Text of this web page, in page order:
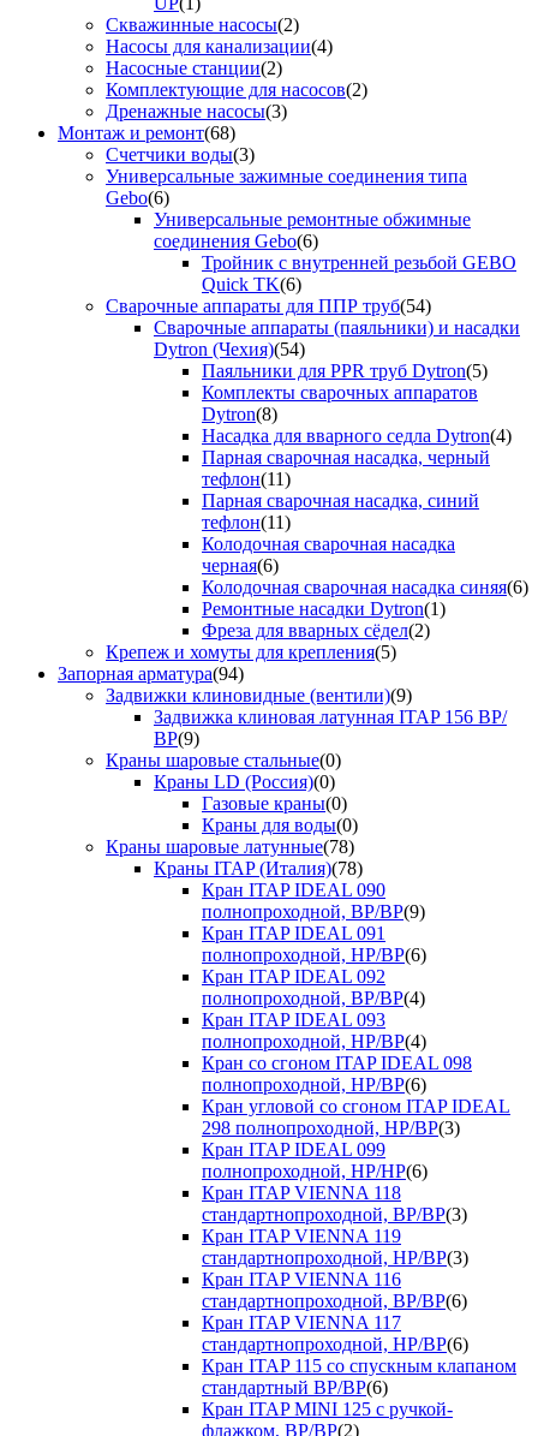
Скважинные насосы(2)
Насосы для канализации(4)
Насосные станции(2)
Комплектующие для насосов(2)
Дренажные насосы(3)
Монтаж и ремонт(68)
Счетчики воды(3)
Универсальные зажимные соединения типа
Gebo(6)
Универсальные ремонтные обжимные
соединения Gebo(6)
Тройник с внутренней резьбой GEBO
Quick TK(6)
Сварочные аппараты для ППР труб(54)
Сварочные аппараты (паяльники) и насадки
Dytron (Чехия)(54)
Паяльники для PPR труб Dytron(5)
Комплекты сварочных аппаратов
Dytron(8)
Насадка для вварного седла Dytron(4)
Парная сварочная насадка, черный
тефлон(11)
Парная сварочная насадка, синий
тефлон(11)
Колодочная сварочная насадка
черная(6)
Колодочная сварочная насадка синяя(6)
Ремонтные насадки Dytron(1)
Фреза для вварных сёдел(2)
Крепеж и хомуты для крепления(5)
Запорная арматура(94)
Задвижки клиновидные (вентили)(9)
Задвижка клиновая латунная ITAP 156 ВР/
ВР(9)
Краны шаровые стальные(0)
Краны LD (Россия)(0)
Газовые краны(0)
Краны для воды(0)
Краны шаровые латунные(78)
Краны ITAP (Италия)(78)
Кран ITAP IDEAL 090
полнопроходной, ВР/ВР(9)
Кран ITAP IDEAL 091
полнопроходной, НР/ВР(6)
Кран ITAP IDEAL 092
полнопроходной, ВР/ВР(4)
Кран ITAP IDEAL 093
полнопроходной, НР/ВР(4)
Кран со сгоном ITAP IDEAL 098
полнопроходной, НР/ВР(6)
Кран угловой со сгоном ITAP IDEAL
298 полнопроходной, НР/ВР(3)
Кран ITAP IDEAL 099
полнопроходной, НР/НР(6)
Кран ITAP VIENNA 118
стандартнопроходной, ВР/ВР(3)
Кран ITAP VIENNA 119
стандартнопроходной, НР/ВР(3)
Кран ITAP VIENNA 116
стандартнопроходной, ВР/ВР(6)
Кран ITAP VIENNA 117
стандартнопроходной, НР/ВР(6)
Кран ITAP 115 со спускным клапаном
стандартный ВР/ВР(6)
Кран ITAP MINI 125 с ручкой-
флажком, ВР/ВР(2)